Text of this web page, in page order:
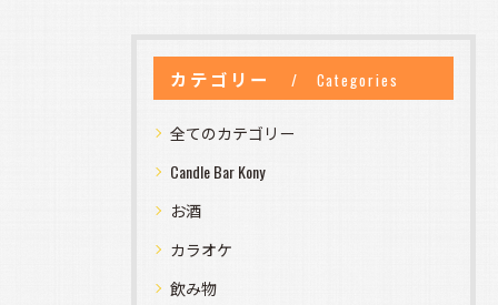
カテゴリー Categories
全てのカテゴリー
Candle Bar Kony
お酒
カラオケ
飲み物